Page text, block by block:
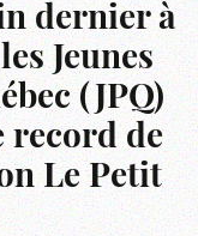
dernier à
Jeunes
(JPQ)
record de
Le Petit